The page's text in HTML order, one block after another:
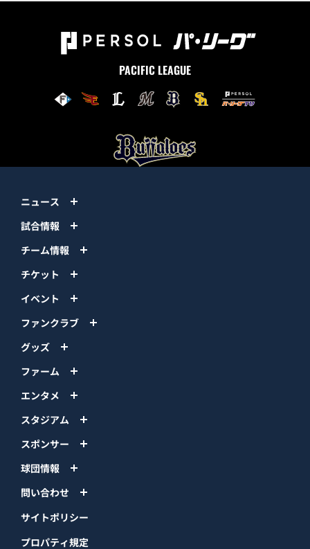
PACIFIC LEAGUE
ニュース
試合情報
チーム情報
チケット
イベント
ファンクラブ
グッズ
ファーム
エンタメ
スタジアム
スポンサー
球団情報
問い合わせ
サイトポリシー
プロパティ規定